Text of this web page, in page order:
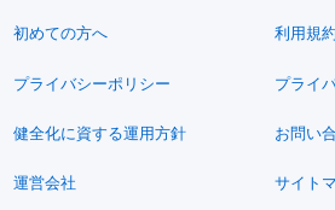
初めての方へ 利用規約
プライバシーポリシー プライ
健全化に資する運用方針 お問い
運営会社 サイト